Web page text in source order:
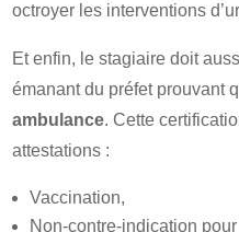
octroyer les interventions
Et enfin, le stagiaire doit
émanant du préfet prouvant
ambulance. Cette
attestations :
Vaccination,
Non-contre-indication